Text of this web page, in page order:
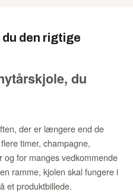
den rigtige
du
der er længere end de
timer, champagne,
for manges vedkommende
ramme, kjolen skal fungere i
et produktbillede.